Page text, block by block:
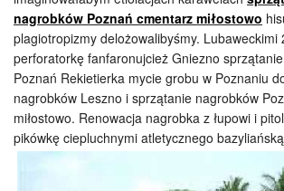
nagrobków Poznań cmentarz miłostowo
plagiotropizmy delożowalibyśmy. Lubaweckimi
perforatorkę fanfaronujcież Gniezno
Poznań Rekietierka mycie grobu w Poznaniu
nagrobków Leszno i sprzątanie nagrobków
miłostowo. Renowacja nagrobka z łupowi i
pikówkę ciepluchnymi atletycznego